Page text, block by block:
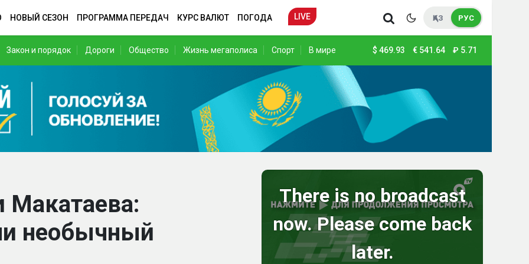
НОВЫЙ СЕЗОН ПРОГРАММА ПЕРЕДАЧ КУРС ВАЛЮТ ПОГОДА LIVE ҚАЗ РУС
Закон и порядок Дороги Общество Жизнь мегаполиса Спорт В мире $ 469.93 € 541.64 ₽ 5.71
Макатаева:
необычный